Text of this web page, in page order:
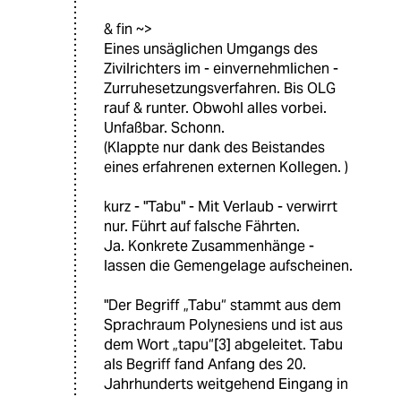
& fin ~>
Eines unsäglichen Umgangs des
Zivilrichters im - einvernehmlichen -
Zurruhesetzungsverfahren. Bis OLG
rauf & runter. Obwohl alles vorbei.
Unfaßbar. Schonn.
(Klappte nur dank des Beistandes
eines erfahrenen externen Kollegen. )
kurz - "Tabu" - Mit Verlaub - verwirrt
nur. Führt auf falsche Fährten.
Ja. Konkrete Zusammenhänge -
lassen die Gemengelage aufscheinen.
"Der Begriff „Tabu“ stammt aus dem
Sprachraum Polynesiens und ist aus
dem Wort „tapu“[3] abgeleitet. Tabu
als Begriff fand Anfang des 20.
Jahrhunderts weitgehend Eingang in